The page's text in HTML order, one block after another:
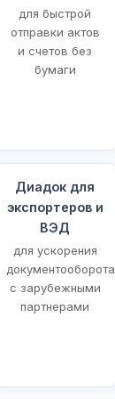
для быстрой
отправки актов
и счетов без
бумаги
Диадок для
экспортеров и
ВЭД
для ускорения
документооборота
с зарубежными
партнерами